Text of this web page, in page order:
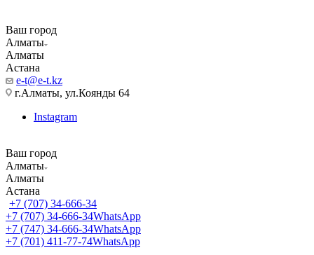
Ваш город
Алматы
Алматы
Астана
e-t@e-t.kz
г.Алматы, ул.Коянды 64
Instagram
Ваш город
Алматы
Алматы
Астана
+7 (707) 34-666-34
+7 (707) 34-666-34WhatsApp
+7 (747) 34-666-34WhatsApp
+7 (701) 411-77-74WhatsApp